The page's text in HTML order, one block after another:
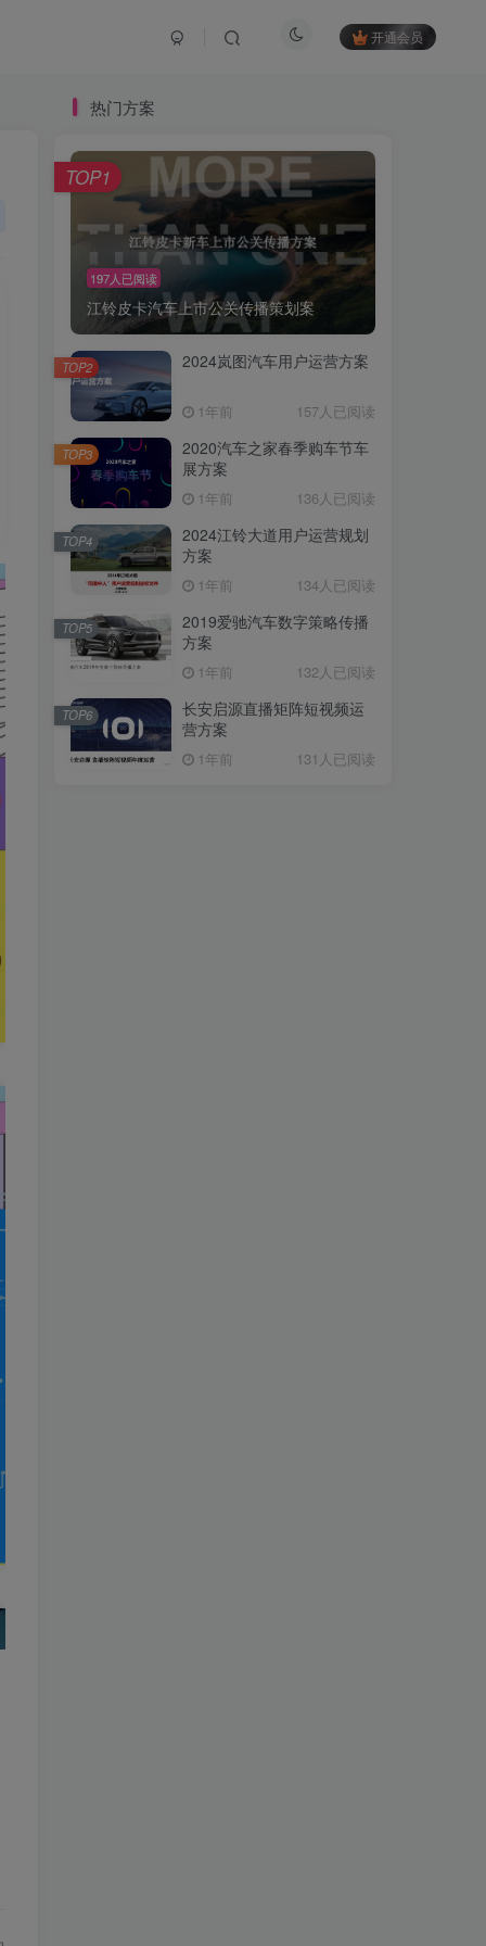
开通会员
热门方案
197人已阅读
江铃皮卡汽车上市公关传播策划案
TOP1
2024岚图汽车用户运营方案
1年前 157人已阅读
TOP2
2020汽车之家春季购车节车
展方案
1年前 136人已阅读
TOP3
2024江铃大道用户运营规划
方案
1年前 134人已阅读
TOP4
2019爱驰汽车数字策略传播
方案
1年前 132人已阅读
TOP5
长安启源直播矩阵短视频运
营方案
1年前 131人已阅读
TOP6